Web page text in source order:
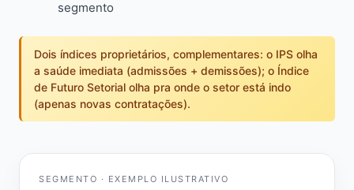
segmento
Dois índices proprietários, complementares: o IPS olha
a saúde imediata (admissões + demissões); o Índice
de Futuro Setorial olha pra onde o setor está indo
(apenas novas contratações).
SEGMENTO · EXEMPLO ILUSTRATIVO